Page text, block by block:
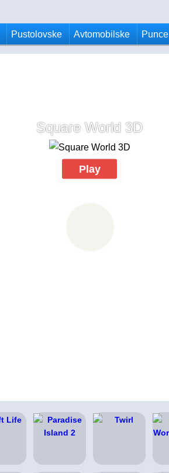
Pustolovske Avtomobilske Punce
Square World 3D
Play